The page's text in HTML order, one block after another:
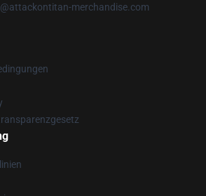
merchandise.com